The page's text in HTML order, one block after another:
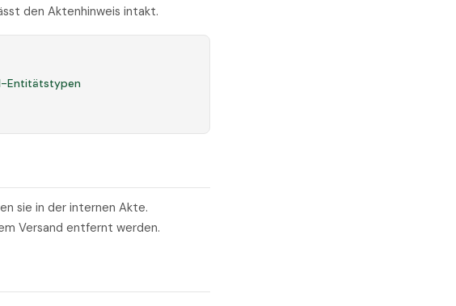
den Aktenhinweis intakt.
Entitätstypen
sie in der internen Akte.
Versand entfernt werden.